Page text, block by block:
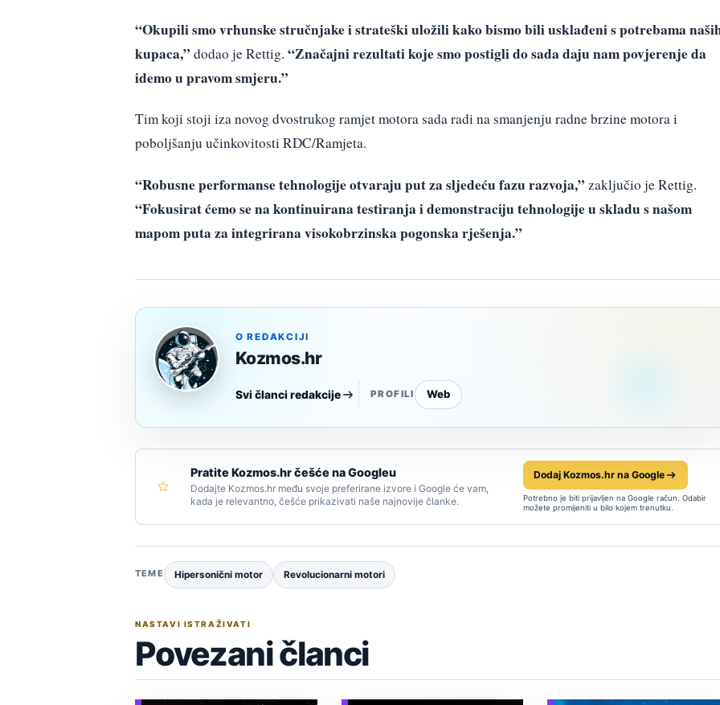
“Okupili smo vrhunske stručnjake i strateški uložili kako bismo bili usklađeni s potrebama
kupaca,” dodao je Rettig. “Značajni rezultati koje smo postigli do sada daju nam povjerenje da
idemo u pravom smjeru.”
Tim koji stoji iza novog dvostrukog ramjet motora sada radi na smanjenju radne brzine motora i
poboljšanju učinkovitosti RDC/Ramjeta.
“Robusne performanse tehnologije otvaraju put za sljedeću fazu razvoja,” zaključio je Rettig.
“Fokusirat ćemo se na kontinuirana testiranja i demonstraciju tehnologije u skladu s našom
mapom puta za integrirana visokobrzinska pogonska rješenja.”
O REDAKCIJI
Kozmos.hr
Svi članci redakcije PROFILI Web
Pratite Kozmos.hr češće na Googleu
Dodajte Kozmos.hr među svoje preferirane izvore i Google će vam,
kada je relevantno, češće prikazivati naše najnovije članke.
Dodaj Kozmos.hr na Google
Potrebno je biti prijavljen na Google račun. Odabir
možete promijeniti u bilo kojem trenutku.
TEME Hipersonični motor Revolucionarni motori
NASTAVI ISTRAŽIVATI
Povezani članci